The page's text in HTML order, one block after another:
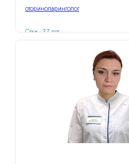
оториноларинголог
Стаж: 37 лет